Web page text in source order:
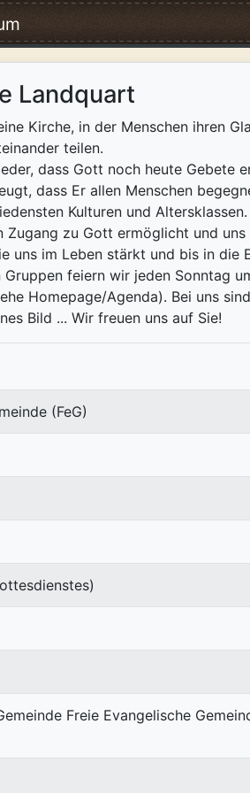
Landquart
Kirche, in der Menschen ihren
teilen.
dass Gott noch heute Gebete
dass Er allen Menschen
Kulturen und Altersklassen.
Zugang zu Gott ermöglicht und uns
uns im Leben stärkt und bis in die
feiern wir jeden Sonntag
Homepage/Agenda). Bei uns
Bild ... Wir freuen uns auf Sie!
(FeG)